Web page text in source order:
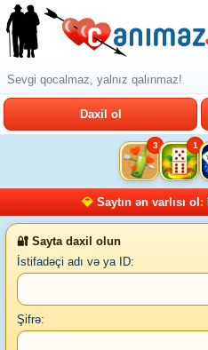
Sevgi qocalmaz, yalnız qalınmaz!
Daxil ol
3 1
💎 Saytın ən varlısı ol :
🔐 Sayta daxil olun
İstifadəçi adı və ya ID:
Şifrə: